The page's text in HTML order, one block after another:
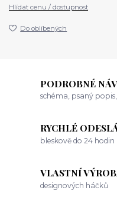
Hlídat cenu / dostupnost
Do oblíbených
PODROBNÉ
schéma, psaný
RYCHLÉ
bleskově do 24 hodin
VLASTNÍ
designových háčků